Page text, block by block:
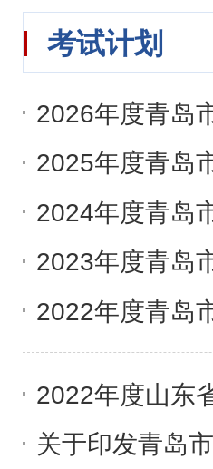
考试计划
2026年度青岛
2025年度青岛
2024年度青岛
2023年度青岛
​2022年度青岛
2022年度山东
关于印发青岛